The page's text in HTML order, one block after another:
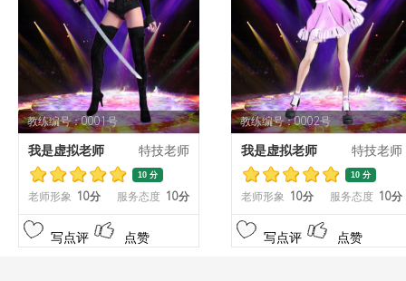
教练编号：0001号
我是虚拟老师 特技老师
10 分
老师形象 10分 服务态度 10分
写点评 点赞
教练编号：0002号
我是虚拟老师 特技老师
10 分
老师形象 10分 服务态度 10分
写点评 点赞